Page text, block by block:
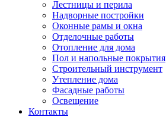
Лестницы и перила
Надворные постройки
Оконные рамы и окна
Отделочные работы
Отопление для дома
Пол и напольные покрытия
Строительный инструмент
Утепление дома
Фасадные работы
Освещение
Контакты